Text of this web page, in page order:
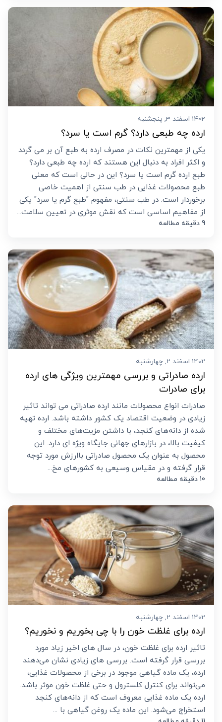
1402 اسفند 3, پنجشنبه
ارده چه طبعی دارد؟ گرم است یا سرد؟
یکی از مهمترین نکات در مصرف ارده به طبع آن بر می گردد
و اکثر افراد به دنبال این هستند که ارده چه طبعی دارد؟
طبع ارده گرم است یا سرد؟ این در حالی است که معنی
طبع محصولات غذایی در طب سنتی از اهمیت خاصی
برخوردار است. در طب سنتی، مفهوم "طبع گرم یا سرد" یکی
از مفاهیم اساسی است که نقش موثری در تعیین سلامت...
9 دقیقه مطالعه
1402 اسفند 2, چهارشنبه
ارده صادراتی و بررسی مهمترین ویژگی های ارده
برای صادرات
صادرات انواع محصولات مانند ارده صادراتی می تواند تاثیر
زیادی در وضعیت اقتصاد یک کشور داشته باشد. ارده تهیه
شده از دانه‌های کنجد، با داشتن مزیت‌های مختلف و
کیفیت بالا، در بازارهای جهانی جایگاه ویژه ای دارد. این
محصول به عنوان یک محصول صادراتی باارزش مورد توجه
قرار گرفته و در مقیاس وسیعی به کشورهای مخ...
10 دقیقه مطالعه
1402 اسفند 2, چهارشنبه
ارده برای غلظت خون را با چی بخوریم و نخوریم؟
تاثیر ارده برای غلظت خون، در سال های اخیر زیاد مورد
بررسی قرار گرفته است. بررسی های زیادی نشان می‌دهند
ارده، یک ماده گیاهی موجود در برخی از محصولات غذایی،
می‌تواند برای کنترل کلسترول و حتی غلظت خون موثر باشد.
ارده یک ماده غذایی معروف است که از دانه‌های کنجد
استخراج می‌شود. این ماده یک روغن گیاهی با ...